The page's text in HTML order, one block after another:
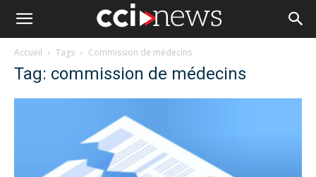
Accueil Tags Commission de médecins
Tag: commission de médecins